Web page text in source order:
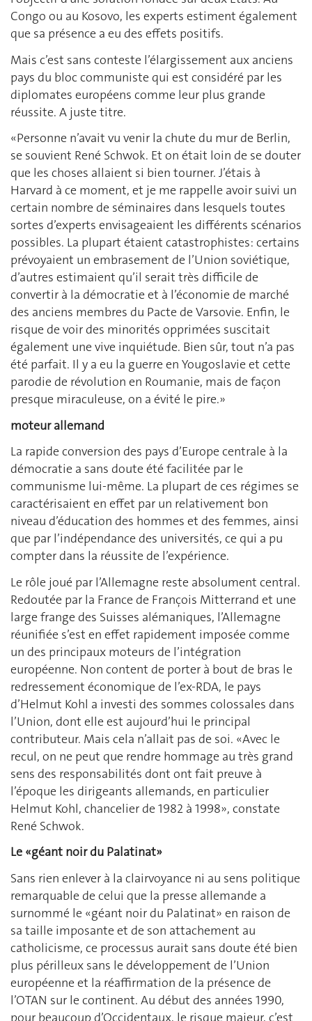
Congo ou au Kosovo, les experts estiment également
que sa présence a eu des effets positifs.
Mais c’est sans conteste l’élargissement aux anciens
pays du bloc communiste qui est considéré par les
diplomates européens comme leur plus grande
réussite. A juste titre.
«Personne n’avait vu venir la chute du mur de Berlin,
se souvient René Schwok. Et on était loin de se douter
que les choses allaient si bien tourner. J’étais à
Harvard à ce moment, et je me rappelle avoir suivi un
certain nombre de séminaires dans lesquels toutes
sortes d’experts envisageaient les différents scénarios
possibles. La plupart étaient catastrophistes: certains
prévoyaient un embrasement de l’Union soviétique,
d’autres estimaient qu’il serait très difficile de
convertir à la démocratie et à l’économie de marché
des anciens membres du Pacte de Varsovie. Enfin, le
risque de voir des minorités opprimées suscitait
également une vive inquiétude. Bien sûr, tout n’a pas
été parfait. Il y a eu la guerre en Yougoslavie et cette
parodie de révolution en Roumanie, mais de façon
presque miraculeuse, on a évité le pire.»
moteur allemand
La rapide conversion des pays d’Europe centrale à la
démocratie a sans doute été facilitée par le
communisme lui-même. La plupart de ces régimes se
caractérisaient en effet par un relativement bon
niveau d’éducation des hommes et des femmes, ainsi
que par l’indépendance des universités, ce qui a pu
compter dans la réussite de l’expérience.
Le rôle joué par l’Allemagne reste absolument central.
Redoutée par la France de François Mitterrand et une
large frange des Suisses alémaniques, l’Allemagne
réunifiée s’est en effet rapidement imposée comme
un des principaux moteurs de l’intégration
européenne. Non content de porter à bout de bras le
redressement économique de l’ex-RDA, le pays
d’Helmut Kohl a investi des sommes colossales dans
l’Union, dont elle est aujourd’hui le principal
contributeur. Mais cela n’allait pas de soi. «Avec le
recul, on ne peut que rendre hommage au très grand
sens des responsabilités dont ont fait preuve à
l’époque les dirigeants allemands, en particulier
Helmut Kohl, chancelier de 1982 à 1998», constate
René Schwok.
Le «géant noir du Palatinat»
Sans rien enlever à la clairvoyance ni au sens politique
remarquable de celui que la presse allemande a
surnommé le «géant noir du Palatinat» en raison de
sa taille imposante et de son attachement au
catholicisme, ce processus aurait sans doute été bien
plus périlleux sans le développement de l’Union
européenne et la réaffirmation de la présence de
l’OTAN sur le continent. Au début des années 1990,
pour beaucoup d’Occidentaux, le risque majeur, c’est